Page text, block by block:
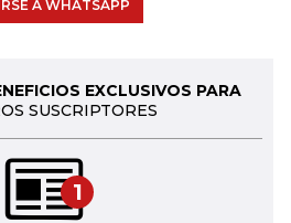
A WHATSAPP
EXCLUSIVOS PARA
SUSCRIPTORES
1